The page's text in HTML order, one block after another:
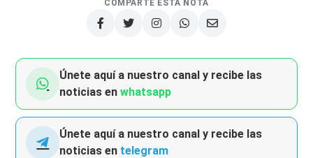
COMPARTE ESTA NOTA
Únete aquí a nuestro canal y recibe las
noticias enwhatsapp
Únete aquí a nuestro canal y recibe las
noticias en telegram